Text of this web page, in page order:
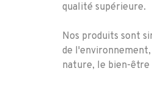
qualité supérieure.
Nos produits sont
de
nature, le bien-être